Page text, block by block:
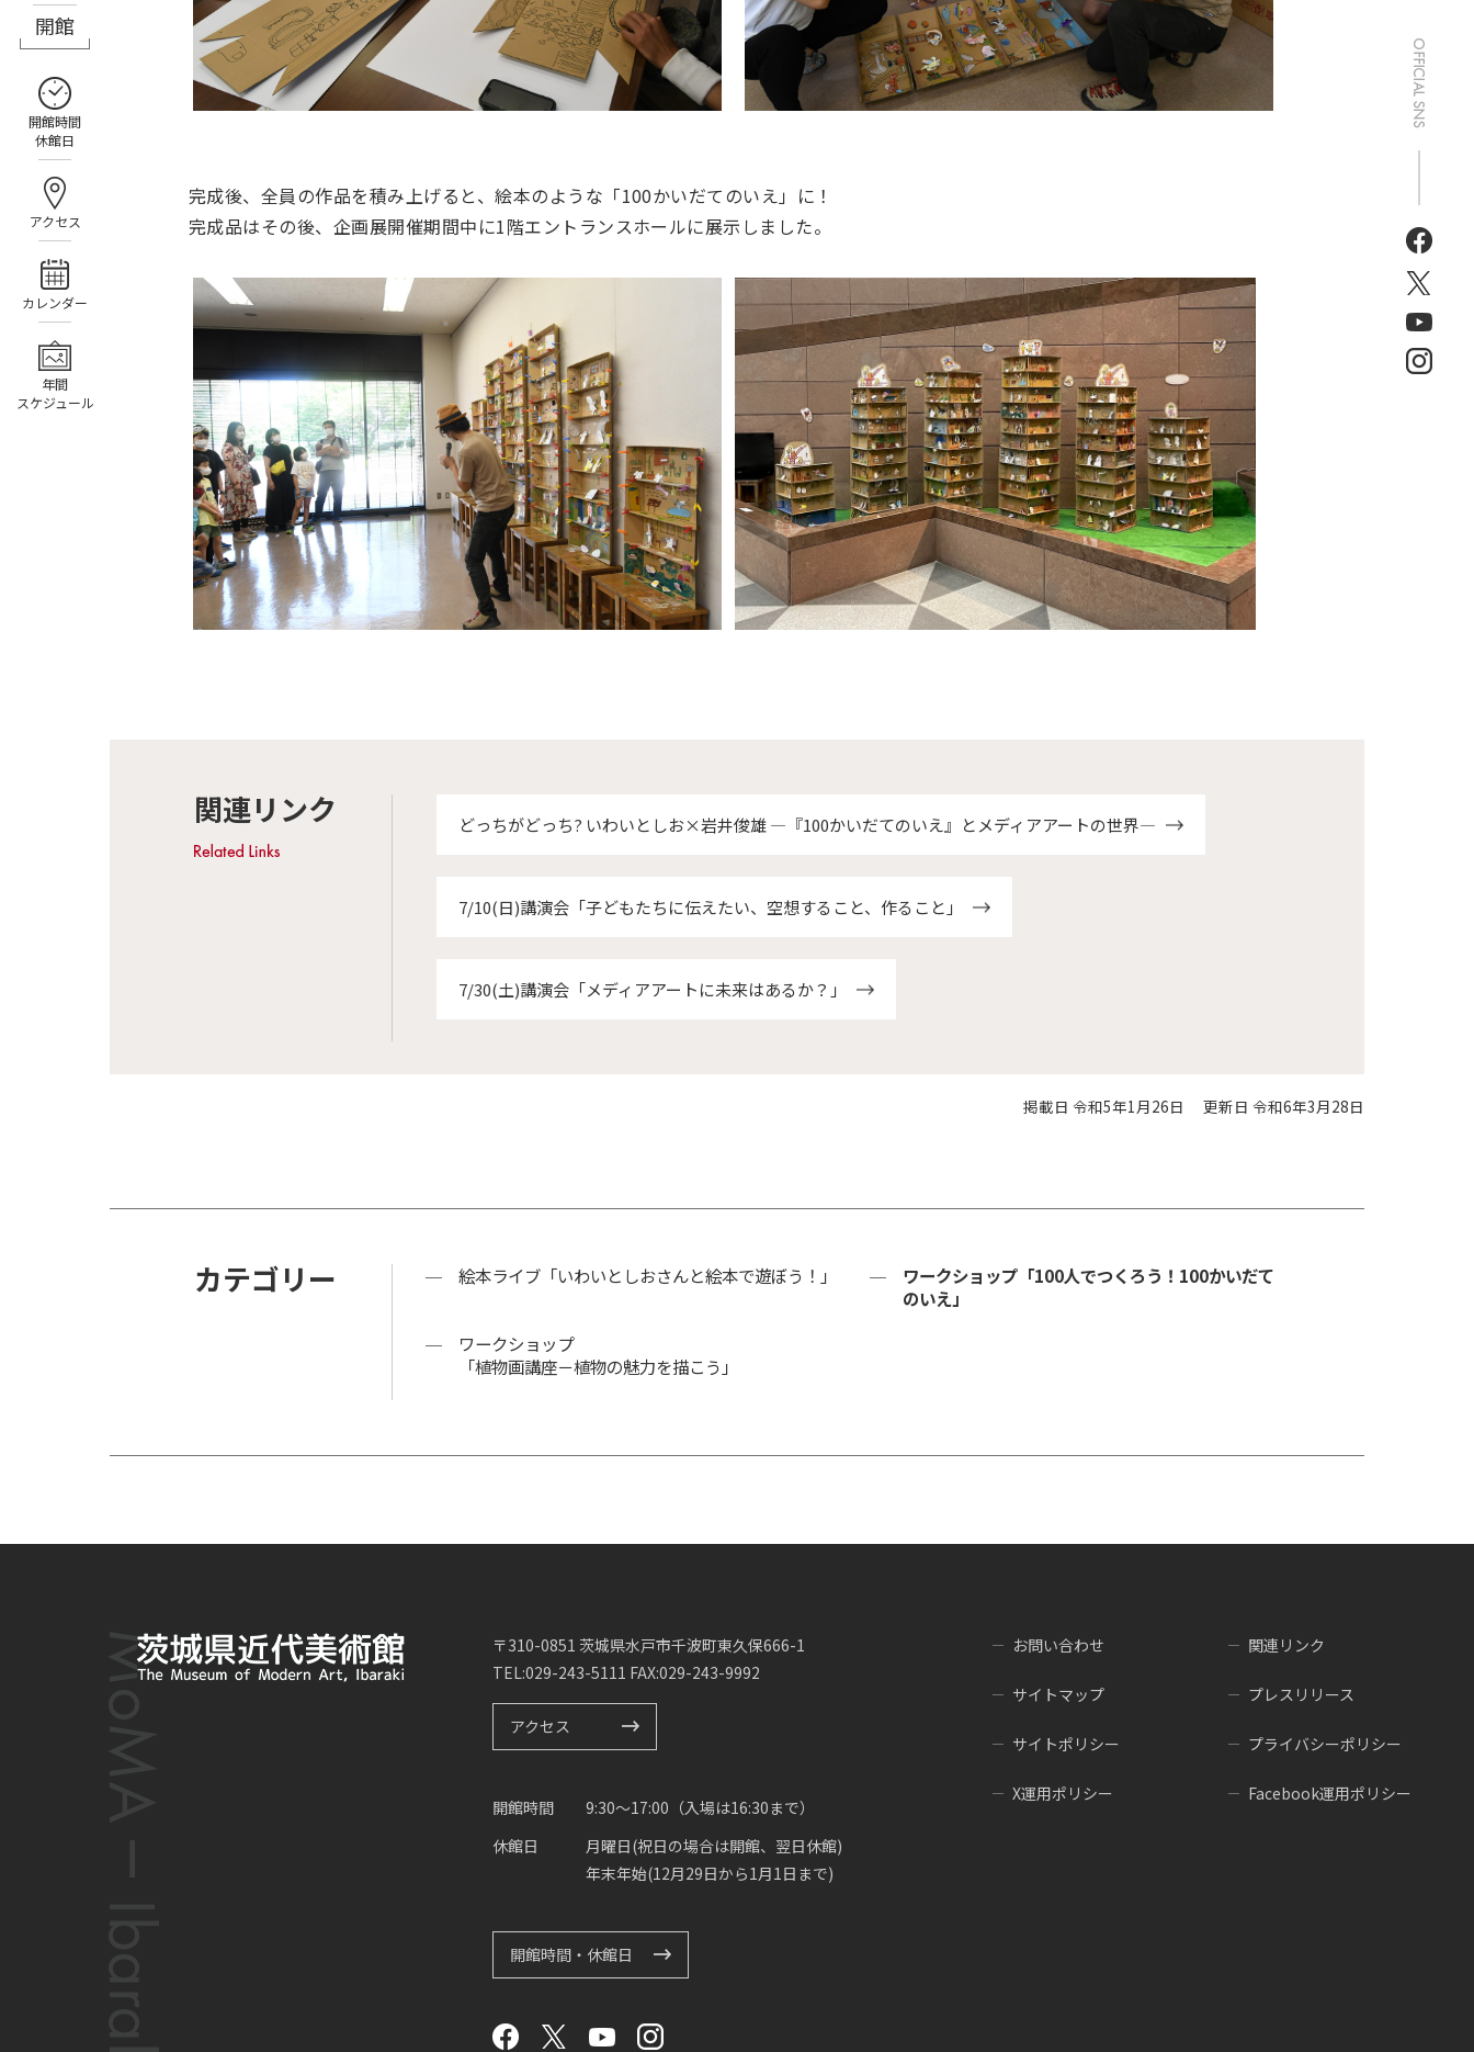
開館
開館時間
休館日
アクセス
カレンダー
年間
スケジュール
完成後、全員の作品を積み上げると、絵本のような「100かいだてのいえ」に！
完成品はその後、企画展開催期間中に1階エントランスホールに展示しました。
関連リンク どっちがどっち? いわいとしお×岩井俊雄 ―『100かいだてのいえ』とメディアアートの世界―
7/10(日)講演会「子どもたちに伝えたい、空想すること、作ること」
7/30(土)講演会「メディアアートに未来はあるか？」
掲載日 令和5年1月26日 更新日 令和6年3月28日
カテゴリー 絵本ライブ「いわいとしおさんと絵本で遊ぼう！」
ワークショップ「100人でつくろう！100かいだて
のいえ」
ワークショップ
「植物画講座－植物の魅力を描こう」
〒310-0851 茨城県水戸市千波町東久保666-1
TEL:029-243-5111 FAX:029-243-9992
アクセス
開館時間
9:30～17:00（入場は16:30まで）
休館日
月曜日(祝日の場合は開館、翌日休館)
年末年始(12月29日から1月1日まで)
開館時間・休館日
お問い合わせ 関連リンク
サイトマップ プレスリリース
サイトポリシー プライバシーポリシー
X運用ポリシー Facebook運用ポリシー